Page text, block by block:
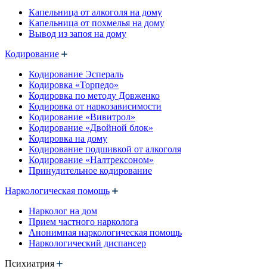
Капельница от алкоголя на дому
Капельница от похмелья на дому
Вывод из запоя на дому
Кодирование
Кодирование Эспераль
Кодировка «Торпедо»
Кодировка по методу Довженко
Кодировка от наркозависимости
Кодирование «Вивитрол»
Кодирование «Двойной блок»
Кодировка на дому
Кодирование подшивкой от алкоголя
Кодирование «Налтрексоном»
Принудительное кодирование
Наркологическая помощь
Нарколог на дом
Прием частного нарколога
Анонимная наркологическая помощь
Наркологический диспансер
Психиатрия